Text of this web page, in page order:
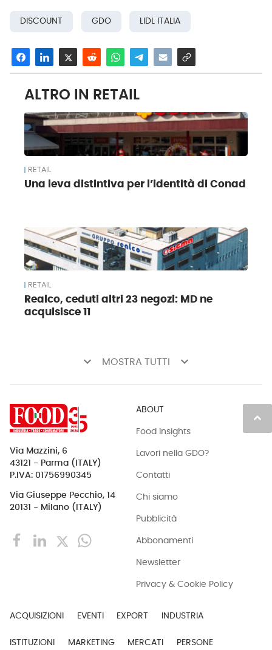
DISCOUNT GDO LIDL ITALIA
ALTRO IN RETAIL
RETAIL
Una leva distintiva per l’identità di Conad
RETAIL
Realco, ceduti altri 23 negozi: MD ne
acquisisce 11
keyboard_arrow_down MOSTRA TUTTI keyboard_arrow_down
keyboard_arrow_up
Via Mazzini, 6
43121 - Parma (ITALY)
P.IVA: 01756990345
Via Giuseppe Pecchio, 14
20131 - Milano (ITALY)
ABOUT
Food Insights
Lavori nella GDO?
Contatti
Chi siamo
Pubblicità
Abbonamenti
Newsletter
Privacy & Cookie Policy
ACQUISIZIONI EVENTI EXPORT INDUSTRIA
ISTITUZIONI MARKETING MERCATI PERSONE